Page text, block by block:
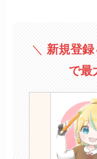
＼ 新規登
で最